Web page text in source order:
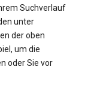
Suchverlauf
unter
der oben
um die
oder Sie vor